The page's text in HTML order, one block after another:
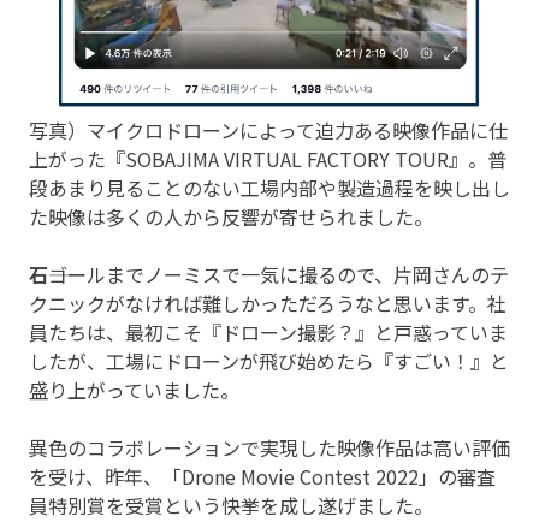
写真）マイクロドローンによって迫力ある映像作品に仕
上がった『SOBAJIMA VIRTUAL FACTORY TOUR』。普
段あまり見ることのない工場内部や製造過程を映し出し
た映像は多くの人から反響が寄せられました。
石――ゴールまでノーミスで一気に撮るので、片岡さんのテ
クニックがなければ難しかっただろうなと思います。社
員たちは、最初こそ『ドローン撮影？』と戸惑っていま
したが、工場にドローンが飛び始めたら『すごい！』と
盛り上がっていました。
異色のコラボレーションで実現した映像作品は高い評価
を受け、昨年、「Drone Movie Contest 2022」の審査
員特別賞を受賞という快挙を成し遂げました。